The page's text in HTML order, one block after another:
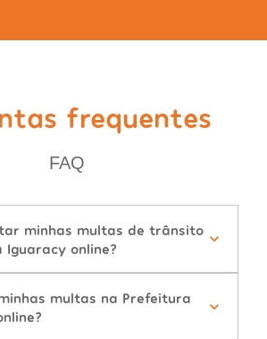
frequentes
FAQ
minhas multas de trânsito
online?
multas na Prefeitura